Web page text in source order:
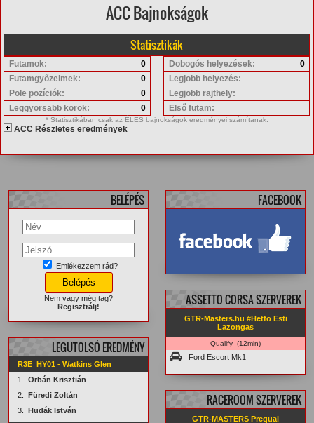
ACC Bajnokságok
Statisztikák
Futamok:
0
Futamgyőzelmek:
0
Pole pozíciók:
0
Leggyorsabb körök:
0
Dobogós helyezések:
0
Legjobb helyezés:
Legjobb rajthely:
Első futam:
* Statisztikában csak az ÉLES bajnokságok eredményei számítanak.
ACC Részletes eredmények
BELÉPÉS
Emlékezzem rád?
Nem vagy még tag?
Regisztrálj!
LEGUTOLSÓ EREDMÉNY
R3E_HY01 - Watkins Glen
1. Orbán Krisztián
2. Füredi Zoltán
3. Hudák István
FACEBOOK
ASSETTO CORSA SZERVEREK
GTR-Masters.hu #Hetfo Esti
Lazongas
Qualify (12min)
Ford Escort Mk1
RACEROOM SZERVEREK
GTR-MASTERS Prequal